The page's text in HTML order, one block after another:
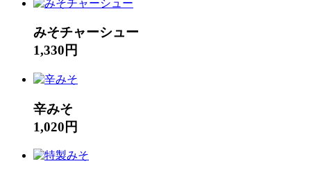
みそチャーシュー
1,330円
辛みそ
1,020円